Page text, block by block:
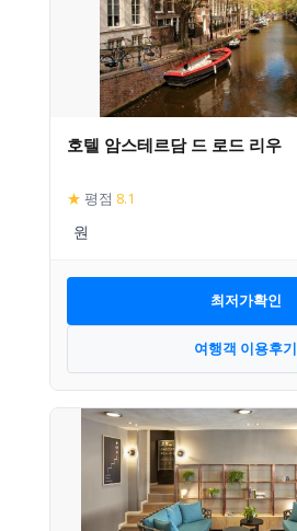
호텔 암스테르담 드 로드 리우
★ 평점 8.1
최저가확인
여행객 이용후기